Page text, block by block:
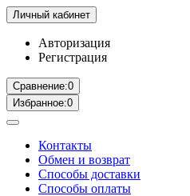
Личный кабинет
Авторизация
Регистрация
Сравнение:0
Избранное:0
Контакты
Обмен и возврат
Способы доставки
Способы оплаты